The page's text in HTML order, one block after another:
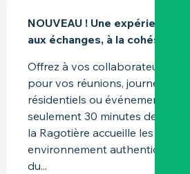
NOUVEAU ! Une expérience
aux échanges, à la cohésion
Offrez à vos collaborateurs un
pour vos réunions, journées
résidentiels ou événements
seulement 30 minutes de
la Ragotière accueille les
environnement authentique, au
du...